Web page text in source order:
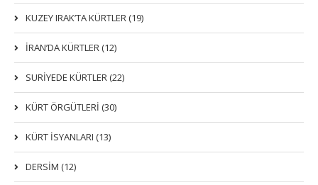
KUZEY IRAK’TA KÜRTLER (19)
İRAN’DA KÜRTLER (12)
SURİYEDE KÜRTLER (22)
KÜRT ÖRGÜTLERİ (30)
KÜRT İSYANLARI (13)
DERSIM (12)